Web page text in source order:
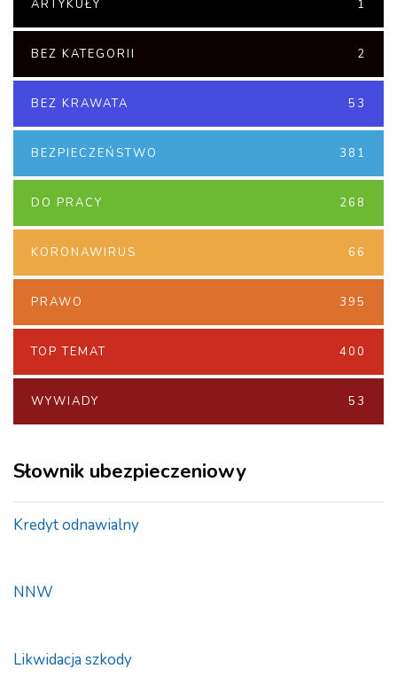
ARTYKUŁY 1
BEZ KATEGORII 2
BEZ KRAWATA 53
BEZPIECZEŃSTWO 381
DO PRACY 268
KORONAWIRUS 66
PRAWO 395
TOP TEMAT 400
WYWIADY 53
Słownik ubezpieczeniowy
Kredyt odnawialny
NNW
Likwidacja szkody